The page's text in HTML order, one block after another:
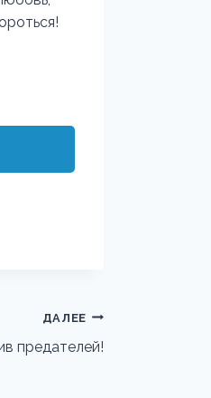
ДАЛЕЕ
предателей!